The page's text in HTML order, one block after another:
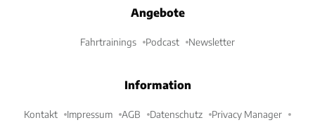
Angebote
Fahrtrainings Podcast Newsletter
Information
Kontakt Impressum AGB Datenschutz Privacy Manager